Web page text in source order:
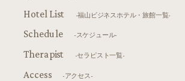
Hotel List -福山ビジネスホテル・旅館一覧-
Schedule -スケジュール-
Therapist -セラピスト一覧-
Access -アクセス-